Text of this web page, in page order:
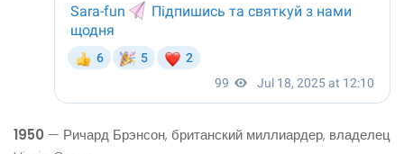
1950 — Ричард Брэнсон, британский миллиардер, владелец